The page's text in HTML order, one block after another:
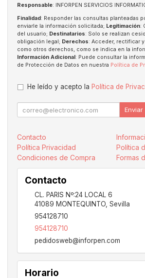
Responsable: INFORPEN SERVICIOS
Finalidad: Responder las consultas planteadas
enviarle la información solicitada; Legitimación:
del usuario; Destinatarios: Solo se realizan
obligación legal; Derechos: Acceder, rectificar
como otros derechos, como se indica en la
Información Adicional: Puede consultar la
de Protección de Datos en nuestra Política de
He leído y acepto la Política de
Enviar
Contacto
Política Privacidad
Política
Condiciones de Compra
Formas
Contacto
CL. PARIS Nº:24 LOCAL 6
41089 MONTEQUINTO Sevilla
954128710
954128710
pedidosweb@inforpen.com
Horario